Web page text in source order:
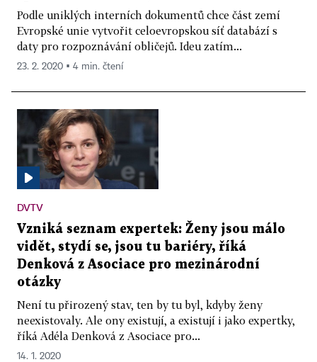
Podle uniklých interních dokumentů chce část zemí
Evropské unie vytvořit celoevropskou síť databází s
daty pro rozpoznávání obličejů. Ideu zatím...
23. 2. 2020 ▪ 4 min. čtení
DVTV
Vzniká seznam expertek: Ženy jsou málo
vidět, stydí se, jsou tu bariéry, říká
Denková z Asociace pro mezinárodní
otázky
Není tu přirozený stav, ten by tu byl, kdyby ženy
neexistovaly. Ale ony existují, a existují i jako expertky,
říká Adéla Denková z Asociace pro...
14. 1. 2020